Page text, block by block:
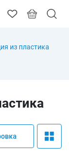
из пластика